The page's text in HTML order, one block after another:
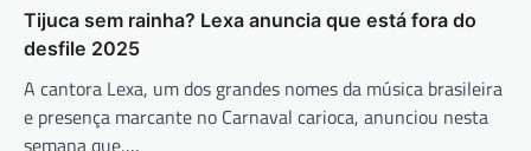
Tijuca sem rainha? Lexa anuncia que está fora do
desfile 2025
A cantora Lexa, um dos grandes nomes da música brasileira
e presença marcante no Carnaval carioca, anunciou nesta
semana que,…